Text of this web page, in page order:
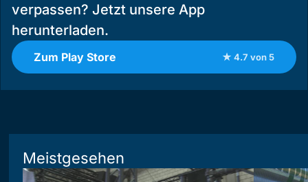
verpassen? Jetzt unsere App
herunterladen.
Zum Play Store ★ 4.7 von 5
Meistgesehen